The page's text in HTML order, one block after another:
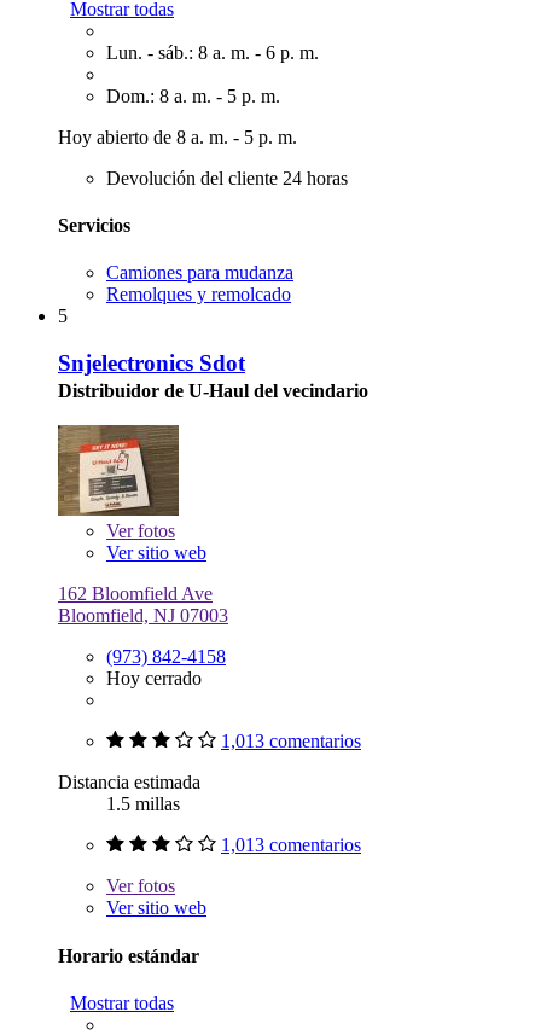
Mostrar todas
Lun. - sáb.: 8 a. m. - 6 p. m.
Dom.: 8 a. m. - 5 p. m.
Hoy abierto de 8 a. m. - 5 p. m.
Devolución del cliente 24 horas
Servicios
Camiones para mudanza
Remolques y remolcado
5
Snjelectronics Sdot
Distribuidor de U-Haul del vecindario
Verfotos
Ver sitio web
162 Bloomfield Ave
Bloomfield, NJ 07003
(973) 842-4158
Hoy cerrado
1,013 comentarios
Distancia estimada
1.5 millas
1,013 comentarios
Verfotos
Ver sitio web
Horario estándar
Mostrar todas